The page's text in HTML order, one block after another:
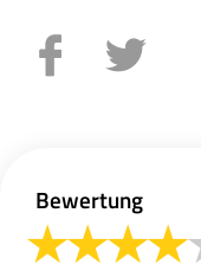
Bewertung